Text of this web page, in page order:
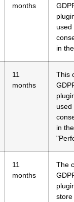
months
used
in
11
months
This
used
in
11
months
The
store